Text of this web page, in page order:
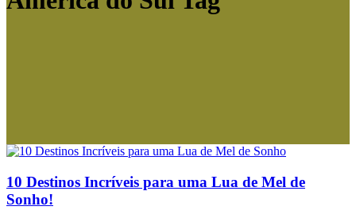
10 Destinos Incríveis para uma Lua de Mel de
Sonho!